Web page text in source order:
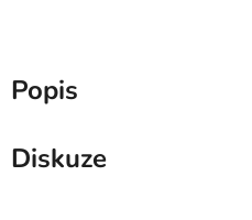
Popis
Diskuze